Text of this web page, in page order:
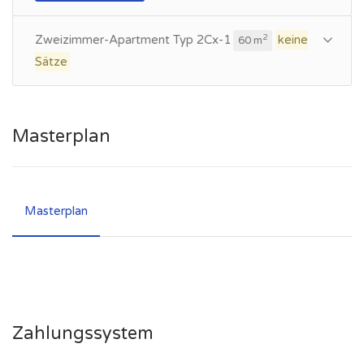
Zweizimmer-Apartment Typ 2Cx-1 60 m2
keine
Sätze
Masterplan
Masterplan
Zahlungssystem